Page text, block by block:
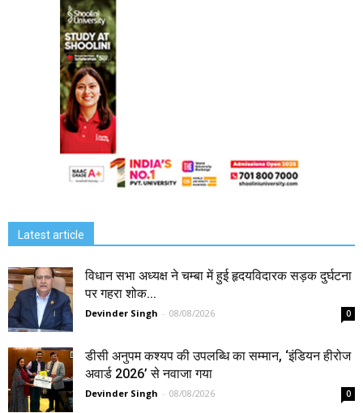
Latest article
विधान सभा अध्यक्ष ने चम्बा में हुई हृदयविदारक सड़क दुर्घटना
पर गहरा शोक...
Devinder Singh - 08/08/2026 0
डीसी अनुपम कश्यप की उपलब्धि का सम्मान, ‘इंडियन हीरोज
अवार्ड 2026’ से नवाजा गया
Devinder Singh - 08/08/2026 0